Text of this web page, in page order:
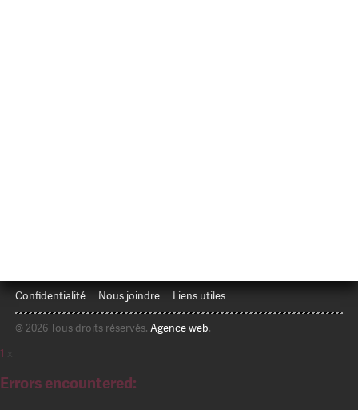
Confidentialité Nous joindre Liens utiles
© 2026 Tous droits réservés. Agence web.
1
Errors encountered: